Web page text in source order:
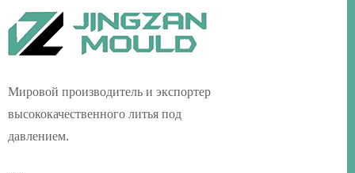
Мировой производитель и экспортер
высококачественного литья под
давлением.